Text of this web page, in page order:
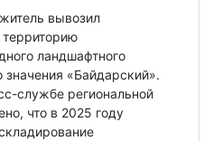
вывозил
ландшафтного
значения «Байдарский».
службе региональной
что в 2025 году